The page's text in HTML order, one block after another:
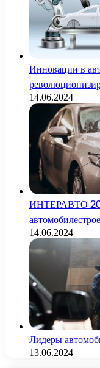
Инновации в
14.06.2024
ИНТЕРАВТО
14.06.2024
Лидеры
13.06.2024